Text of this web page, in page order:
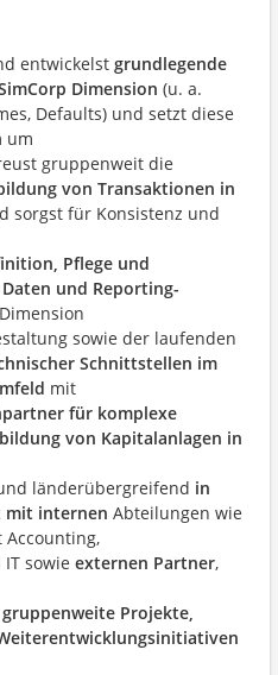
entwickelst grundlegende
Dimension (u. a.
Defaults) und setzt diese
um
gruppenweit die
von Transaktionen in
sorgst für Konsistenz und
Pflege und
und Reporting-
sowie der laufenden
Schnittstellen im
mit
für komplexe
von Kapitalanlagen in
länderübergreifend in
mit internen Abteilungen wie
Accounting,
sowie externen Partner,
gruppenweite Projekte,